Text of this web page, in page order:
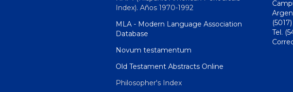
Index). Años 1970-1992
MLA - Modern Language Association
Database
Novum testamentum
Old Testament Abstracts Online
Philosopher's Index
Tel.